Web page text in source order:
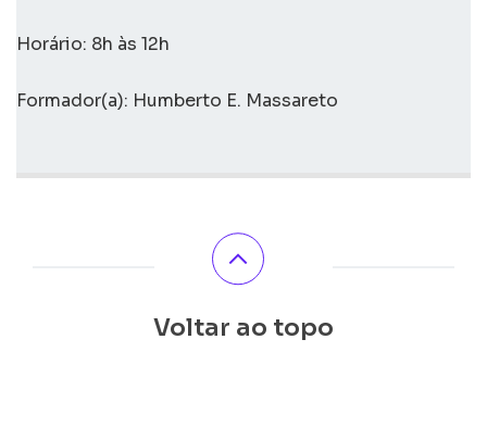
Horário: 8h às 12h
Formador(a): Humberto E. Massareto
Voltar ao topo